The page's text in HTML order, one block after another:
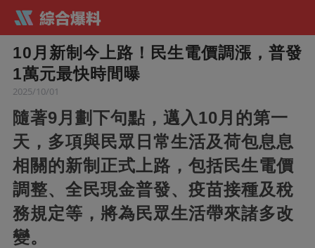
10月新制今上路！民生電價調漲，普發
1萬元最快時間曝
2025/10/01
隨著9月劃下句點，邁入10月的第一
天，多項與民眾日常生活及荷包息息
相關的新制正式上路，包括民生電價
調整、全民現金普發、疫苗接種及稅
務規定等，將為民眾生活帶來諸多改
變。